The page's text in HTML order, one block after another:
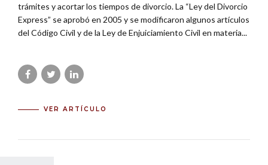
trámites y acortar los tiempos de divorcio. La “Ley del Divorcio
Express” se aprobó en 2005 y se modificaron algunos artículos
del Código Civil y de la Ley de Enjuiciamiento Civil en materia...
VER ARTÍCULO